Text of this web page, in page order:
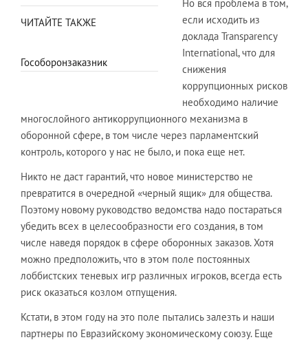
ЧИТАЙТЕ ТАКЖЕ
Гособоронзаказник
Но вся проблема в том,
если исходить из
доклада Transparency
International, что для
снижения
коррупционных рисков
необходимо наличие
многослойного антикоррупционного механизма в
оборонной сфере, в том числе через парламентский
контроль, которого у нас не было, и пока еще нет.
Никто не даст гарантий, что новое министерство не
превратится в очередной «черный ящик» для общества.
Поэтому новому руководство ведомства надо постараться
убедить всех в целесообразности его создания, в том
числе наведя порядок в сфере оборонных заказов. Хотя
можно предположить, что в этом поле постоянных
лоббистских теневых игр различных игроков, всегда есть
риск оказаться козлом отпущения.
Кстати, в этом году на это поле пытались залезть и наши
партнеры по Евразийскому экономическому союзу. Еще